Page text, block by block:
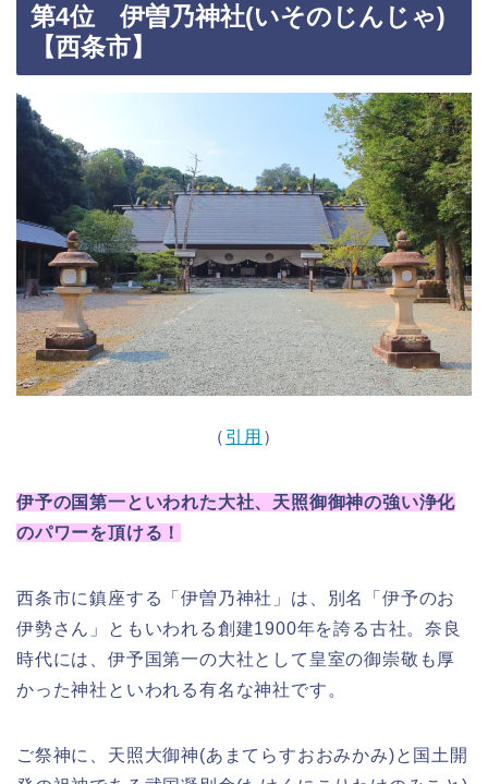
第4位 伊曽乃神社(いそのじんじゃ)
【西条市】
（ 引用 ）
伊予の国第一といわれた大社、天照御御神の強い浄化
のパワーを頂ける！
西条市に鎮座する「伊曽乃神社」は、別名「伊予のお
伊勢さん」ともいわれる創建1900年を誇る古社。奈良
時代には、伊予国第一の大社として皇室の御崇敬も厚
かった神社といわれる有名な神社です。
ご祭神に、天照大御神(あまてらすおおみかみ)と国土開